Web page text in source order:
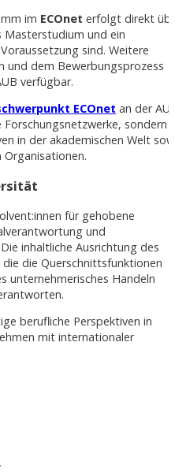
im ECOnet erfolgt direkt
Masterstudium und ein
sind. Weitere
und dem Bewerbungsprozess
verfügbar.
ECOnet an der
sondern
in der akademischen Welt
für gehobene
und
inhaltliche Ausrichtung des
die Querschnittsfunktionen
unternehmerisches Handeln
berufliche Perspektiven in
mit internationaler